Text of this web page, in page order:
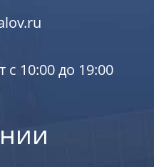
с 10:00 до 19:00